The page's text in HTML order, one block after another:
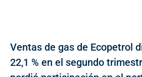
Ventas de gas de Ecopetrol
22,1 % en el segundo